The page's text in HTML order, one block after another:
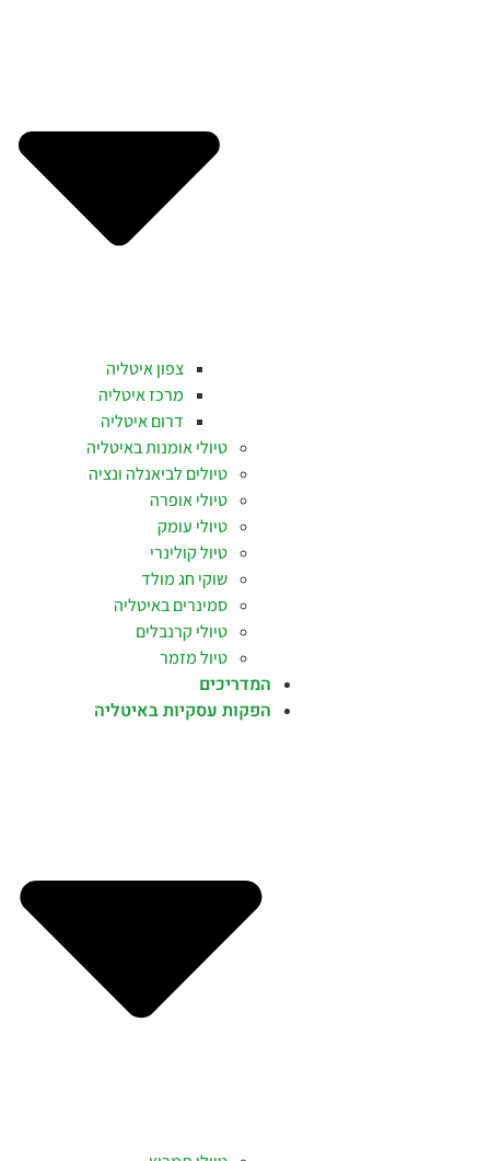
צפון איטליה
מרכז איטליה
דרום איטליה
טיולי אומנות באיטליה
טיולים לביאנלה ונציה
טיולי אופרה
טיולי עומק
טיול קולינרי
שוקי חג מולד
סמינרים באיטליה
טיולי קרנבלים
טיול מזמר
המדריכים
הפקות עסקיות באיטליה